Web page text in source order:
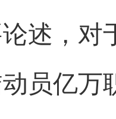
述，对
员亿万